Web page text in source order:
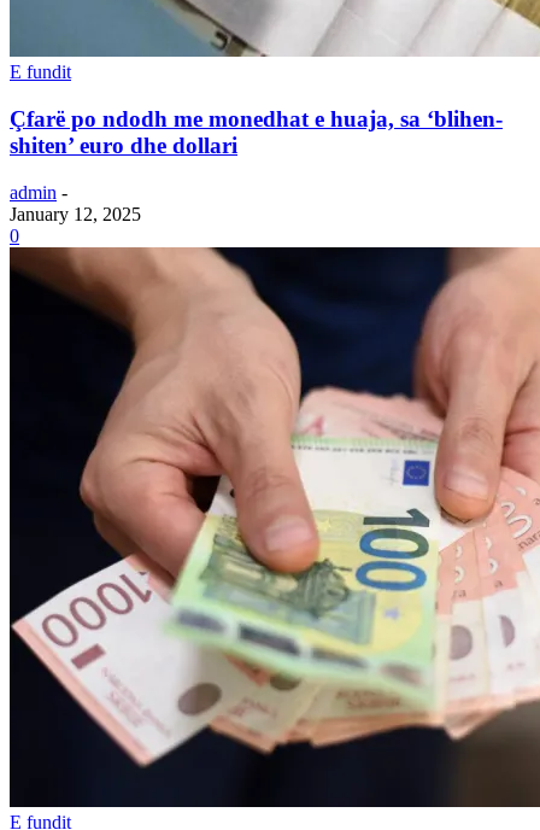
E fundit
Çfarë po ndodh me monedhat e huaja, sa ‘blihen-
shiten’ euro dhe dollari
admin -
January 12, 2025
0
E fundit